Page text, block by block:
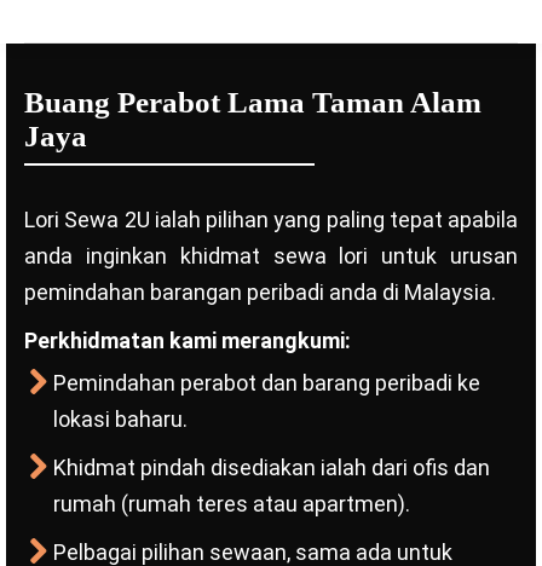
Buang Perabot Lama Taman Alam
Jaya
Lori Sewa 2U ialah pilihan yang paling tepat apabila
anda inginkan khidmat sewa lori untuk urusan
pemindahan barangan peribadi anda di Malaysia.
Perkhidmatan kami merangkumi:
Pemindahan perabot dan barang peribadi ke
lokasi baharu.
Khidmat pindah disediakan ialah dari ofis dan
rumah (rumah teres atau apartmen).
Pelbagai pilihan sewaan, sama ada untuk